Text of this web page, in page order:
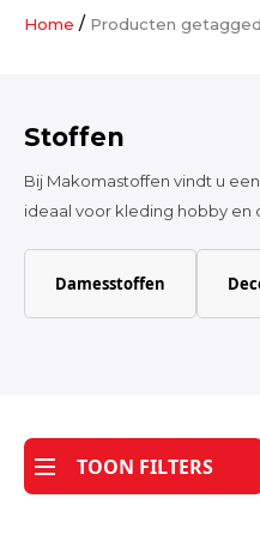
Home / Producten
Stoffen
Bij Makomastoffen vindt u
ideaal voor kleding hobby en
Damesstoffen
TOON FILTERS